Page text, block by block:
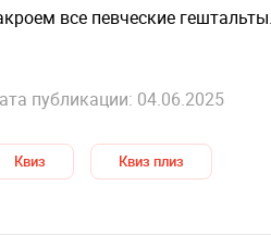
все певческие гештальты.
публикации: 04.06.2025
Квиз Квиз плиз